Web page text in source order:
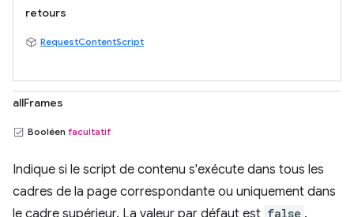
retours
RequestContentScript
allFrames
Booléen facultatif
Indique si le script de contenu s'exécute dans tous les
cadres de la page correspondante ou uniquement dans
le cadre supérieur. La valeur par défaut est false .